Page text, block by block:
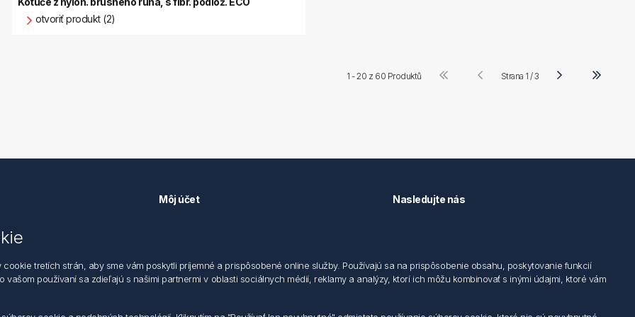
otvoriť produkt (2)
1 - 20 z 60 Produktů Strana 1 / 3
ochrane údajov
Môj účet Nasledujte nás
tretích strán, aby sme vám poskytli príjemné a prispôsobené online služby. Používajú sa na prispôsobenie obsahu, poskytovanie funkcií
používaní sa zdieľajú s našimi partnermi v oblasti sociálnych médií, reklamy a analýzy, ktorí ich môžu kombinovať s inými údajmi, ktoré vám